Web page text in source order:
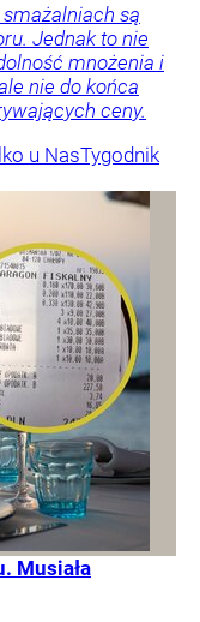
są
Jednak to nie
mnożenia i
nie do końca
ceny.
u NasTygodnik
Musiała